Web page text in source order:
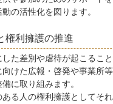
の活性化を図ります。
権利擁護の推進
た差別や虐待が起こるこ
けた広報・啓発や事業所
に取り組みます。
る人の権利擁護としてそ